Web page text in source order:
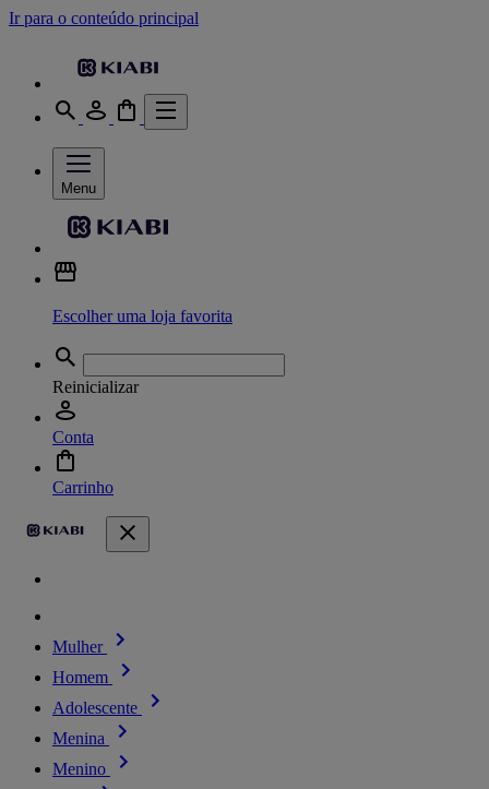
Ir para o conteúdo principal
Menu
Escolher uma loja favorita
Reinicializar
Conta
Carrinho
Mulher
Homem
Adolescente
Menina
Menino